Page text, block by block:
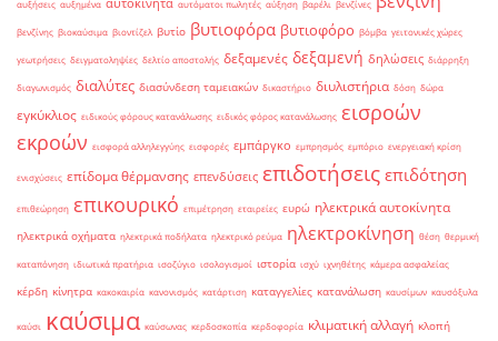
αυξήσεις αυξημένα αυτοκίνητα αυτόματοι πωλητές αύξηση βαρέλι βενζίνες
βενζίνης βιοκαύσιμα βιοντίζελ βυτίο βυτιοφόρα βυτιοφόρο βόμβα γειτονικές χώρες
γεωτρήσεις δειγματοληψίες δελτίο αποστολής δεξαμενές δεξαμενή δηλώσεις διάρρηξη
διαγωνισμός διαλύτες διασύνδεση ταμειακών δικαστήριο διυλιστήρια δόση δώρα
εγκύκλιος ειδικούς φόρους κατανάλωσης ειδικός φόρος κατανάλωσης εισροών
εκροών εισφορά αλληλεγγύης εισφορές εμπάργκο εμπρησμός εμπόριο ενεργειακή κρίση
ενισχύσεις επίδομα θέρμανσης επενδύσεις επιδοτήσεις επιδότηση
επιθεώρηση επικουρικό επιμέτρηση εταιρείες ευρώ ηλεκτρικά αυτοκίνητα
ηλεκτρικά οχήματα ηλεκτρικά ποδήλατα ηλεκτρικό ρεύμα ηλεκτροκίνηση θέση θερμική
καταπόνηση ιδιωτικά πρατήρια ισοζύγιο ισολογισμοί ιστορία ισχύ ιχνηθέτης κάμερα ασφαλείας
κέρδη κίνητρα κακοκαιρία κανονισμός κατάρτιση καταγγελίες κατανάλωση καυσίμων καυσόξυλα
καύσι καύσιμα καύσωνας κερδοσκοπία κερδοφορία κλιματική αλλαγή κλοπή